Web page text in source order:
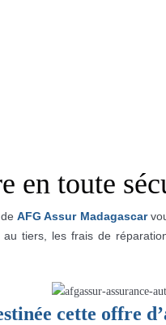
en toute
AFG Assur Madagascar
au tiers, les frais de
cette offre